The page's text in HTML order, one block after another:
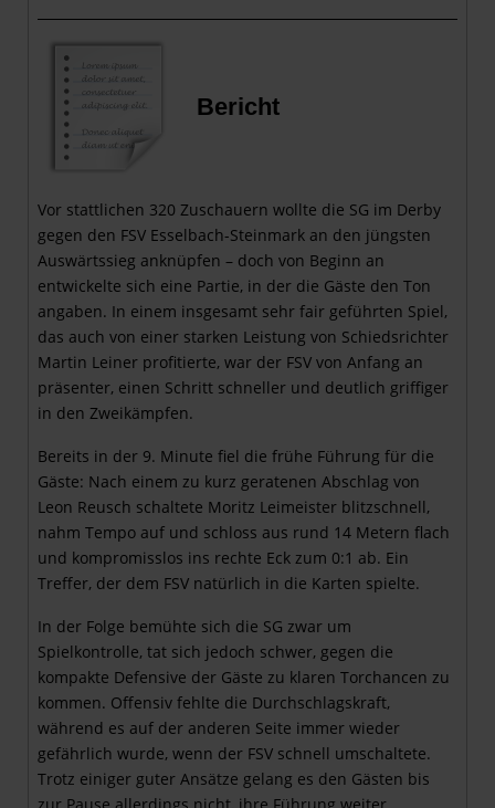
Bericht
Vor stattlichen 320 Zuschauern wollte die SG im Derby
gegen den FSV Esselbach-Steinmark an den jüngsten
Auswärtssieg anknüpfen – doch von Beginn an
entwickelte sich eine Partie, in der die Gäste den Ton
angaben. In einem insgesamt sehr fair geführten Spiel,
das auch von einer starken Leistung von Schiedsrichter
Martin Leiner profitierte, war der FSV von Anfang an
präsenter, einen Schritt schneller und deutlich griffiger
in den Zweikämpfen.
Bereits in der 9. Minute fiel die frühe Führung für die
Gäste: Nach einem zu kurz geratenen Abschlag von
Leon Reusch schaltete Moritz Leimeister blitzschnell,
nahm Tempo auf und schloss aus rund 14 Metern flach
und kompromisslos ins rechte Eck zum 0:1 ab. Ein
Treffer, der dem FSV natürlich in die Karten spielte.
In der Folge bemühte sich die SG zwar um
Spielkontrolle, tat sich jedoch schwer, gegen die
kompakte Defensive der Gäste zu klaren Torchancen zu
kommen. Offensiv fehlte die Durchschlagskraft,
während es auf der anderen Seite immer wieder
gefährlich wurde, wenn der FSV schnell umschaltete.
Trotz einiger guter Ansätze gelang es den Gästen bis
zur Pause allerdings nicht, ihre Führung weiter